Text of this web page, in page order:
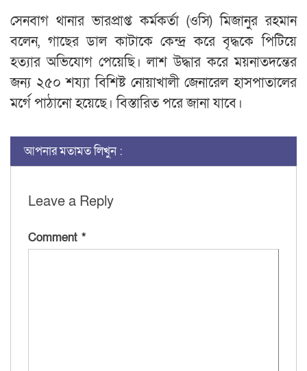
সেনবাগ থানার ভারপ্রাপ্ত কর্মকর্তা (ওসি) মিজানুর রহমান
বলেন, গাছের ডাল কাটাকে কেন্দ্র করে বৃদ্ধকে পিটিয়ে
হত্যার অভিযোগ পেয়েছি। লাশ উদ্ধার করে ময়নাতদন্তের
জন্য ২৫০ শয্যা বিশিষ্ট নোয়াখালী জেনারেল হাসপাতালের
মর্গে পাঠানো হয়েছে। বিস্তারিত পরে জানা যাবে।
আপনার মতামত লিখুন :
Leave a Reply
Comment *